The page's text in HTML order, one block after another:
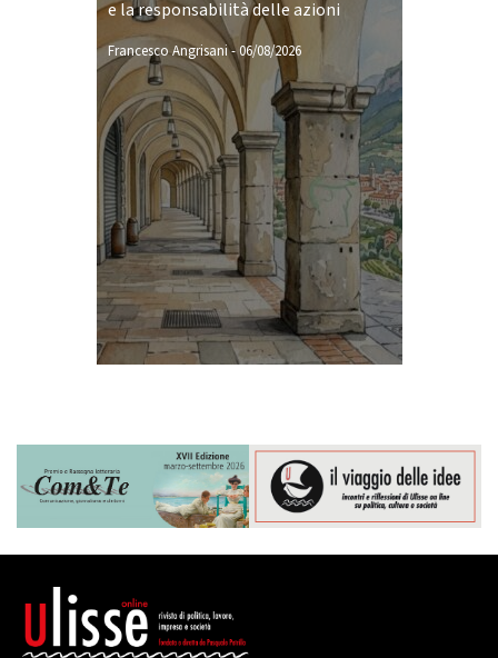
e la responsabilità delle azioni
Francesco Angrisani-06/08/2026